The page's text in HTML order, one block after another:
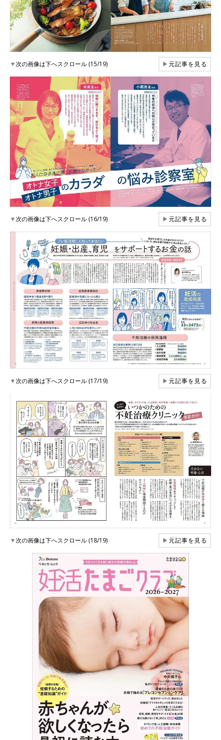
▼次の画像は下へスクロール (15/19) ▶元記事を見る
▼次の画像は下へスクロール (16/19) ▶元記事を見る
▼次の画像は下へスクロール (17/19) ▶元記事を見る
▼次の画像は下へスクロール (18/19) ▶元記事を見る